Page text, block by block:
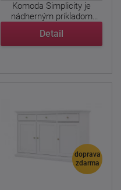
Komoda Simplicity je
nádherným príkladom
Detail
doprava
zdarma